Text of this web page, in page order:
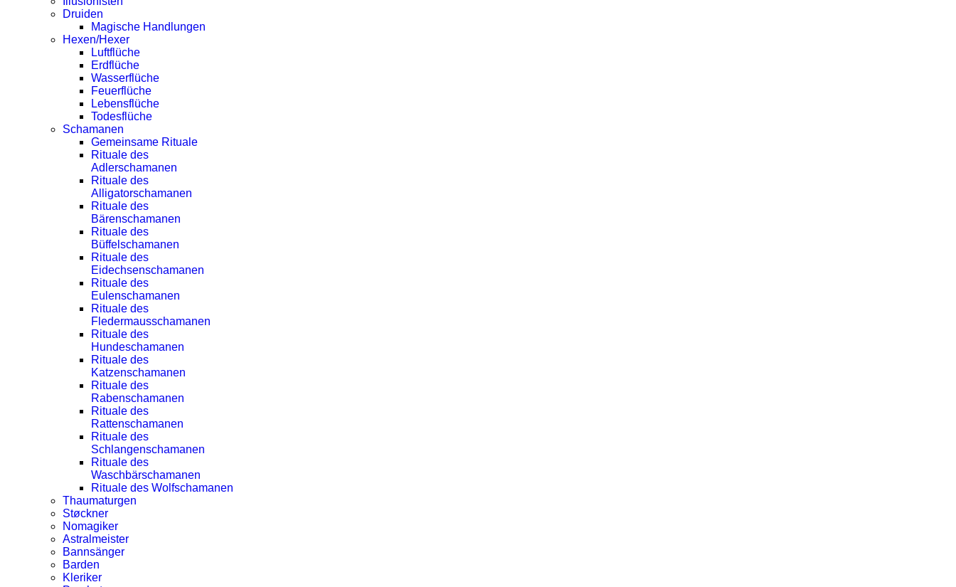
Druiden
Magische Handlungen
Hexen/Hexer
Luftflüche
Erdflüche
Wasserflüche
Feuerflüche
Lebensflüche
Todesflüche
Schamanen
Gemeinsame Rituale
Rituale des
Adlerschamanen
Rituale des
Alligatorschamanen
Rituale des
Bärenschamanen
Rituale des
Büffelschamanen
Rituale des
Eidechsenschamanen
Rituale des
Eulenschamanen
Rituale des
Fledermausschamanen
Rituale des
Hundeschamanen
Rituale des
Katzenschamanen
Rituale des
Rabenschamanen
Rituale des
Rattenschamanen
Rituale des
Schlangenschamanen
Rituale des
Waschbärschamanen
Rituale des Wolfschamanen
Thaumaturgen
Støckner
Nomagiker
Astralmeister
Bannsänger
Barden
Kleriker